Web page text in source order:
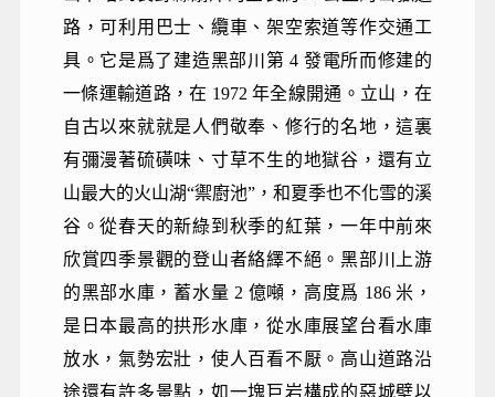
路，可利用巴士、纜車、架空索道等作交通工
具。它是爲了建造黑部川第 4 發電所而修建的
一條運輸道路，在 1972 年全線開通。立山，在
自古以來就就是人們敬奉、修行的名地，這裏
有彌漫著硫磺味、寸草不生的地獄谷，還有立
山最大的火山湖“禦廚池”，和夏季也不化雪的溪
谷。從春天的新綠到秋季的紅葉，一年中前來
欣賞四季景觀的登山者絡繹不絕。黑部川上游
的黑部水庫，蓄水量 2 億噸，高度爲 186 米，
是日本最高的拱形水庫，從水庫展望台看水庫
放水，氣勢宏壯，使人百看不厭。高山道路沿
途還有許多景點，如一塊巨岩構成的惡城壁以